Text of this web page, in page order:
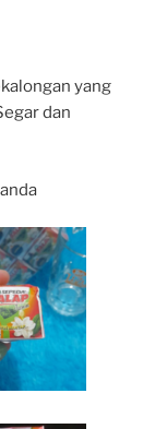
yang
dan